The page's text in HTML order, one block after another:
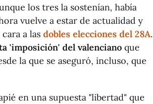
los tres la sostenían, había
vuelve a estar de actualidad y
a las dobles elecciones del 28A.
'imposición' del valenciano que
la que se aseguró, incluso, que
en una supuesta "libertad" que